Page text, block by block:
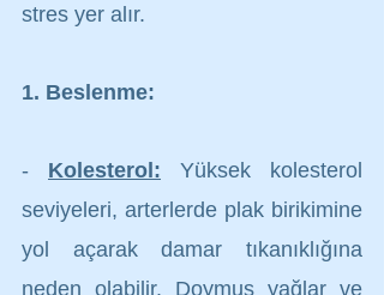
stres yer alır.
1. Beslenme:
- Kolesterol: Yüksek kolesterol
seviyeleri, arterlerde plak birikimine
yol açarak damar tıkanıklığına
neden olabilir. Doymuş yağlar ve